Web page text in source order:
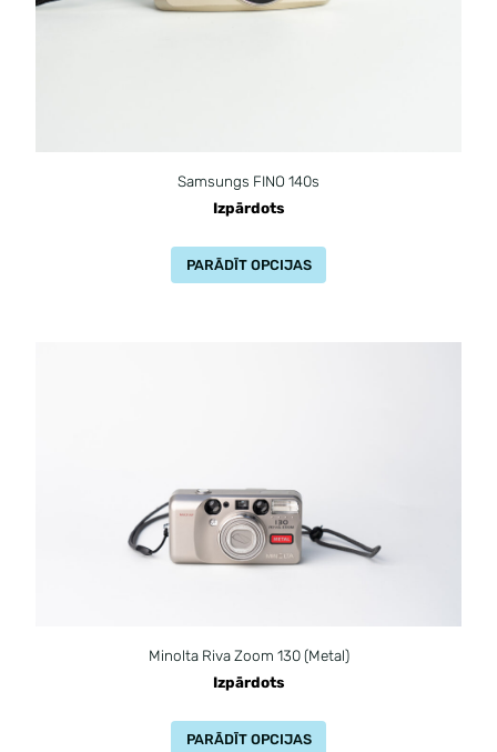
Samsungs FINO 140s
Izpārdots
PARĀDĪT OPCIJAS
Minolta Riva Zoom 130 (Metal)
Izpārdots
PARĀDĪT OPCIJAS